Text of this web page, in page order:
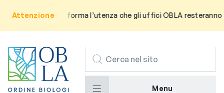
Attenzione
Avviso: Si informa l’utenza che gli uffici OBLA resteranno
CERCA
Menu